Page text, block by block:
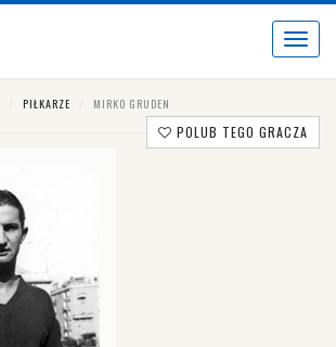
Toggle
PIŁKARZE MIRKO GRUDEN
POLUB TEGO GRACZA